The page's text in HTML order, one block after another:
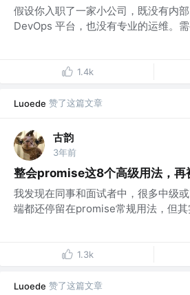
假设你入职了一家小公司，既没有内
DevOps 平台，也没有专业的运维。
1.4k
Luoede 赞了这篇文章
古韵
3年前
整会promise这8个高级用法，再
我发现在同事和面试者中，很多中级
端都还停留在promise常规用法，但其
1.3k
Luoede 赞了这篇文章